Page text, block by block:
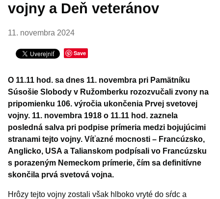
vojny a Deň veteránov
11. novembra 2024
Save
O 11.11 hod. sa dnes 11. novembra pri Pamätníku
Súsošie Slobody v Ružomberku rozozvučali zvony na
pripomienku 106. výročia ukončenia Prvej svetovej
vojny. 11. novembra 1918 o 11.11 hod. zaznela
posledná salva pri podpise prímeria medzi bojujúcimi
stranami tejto vojny. Víťazné mocnosti – Francúzsko,
Anglicko, USA a Talianskom podpísali vo Francúzsku
s porazeným Nemeckom prímerie, čím sa definitívne
skončila prvá svetová vojna.
Hrôzy tejto vojny zostali však hlboko vryté do sŕdc a